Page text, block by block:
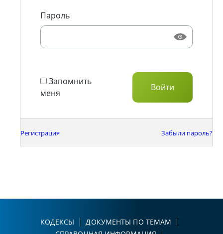
Пароль
Запомнить
меня
Регистрация Забыли пароль?
КОДЕКСЫ
ДОКУМЕНТЫ ПО ТЕМАМ